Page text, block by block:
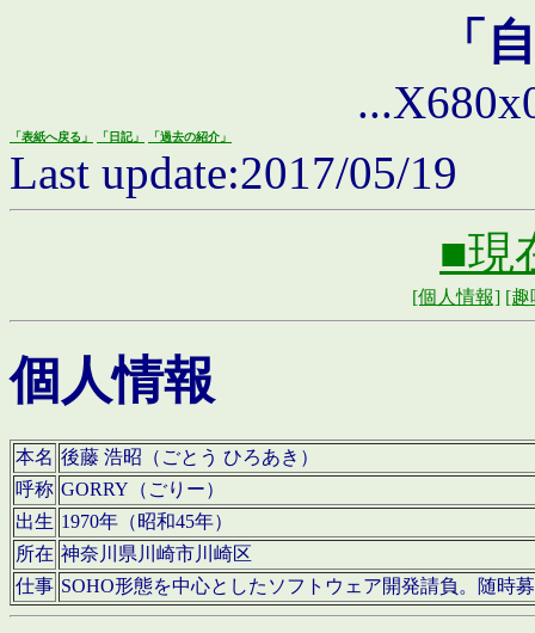
「
「表紙へ戻る」 「日記」 「過去の紹介」
Last update:2017/05/19
■現
[個人情報] [趣
個人情報
本名 後藤 浩昭（ごとう ひろあき）
呼称 GORRY（ごりー）
出生 1970年（昭和45年）
所在 神奈川県川崎市川崎区
仕事 SOHO形態を中心としたソフトウェア開発請負。随時